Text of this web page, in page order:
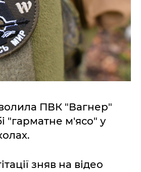
ПВК "Вагнер"
"гарматне м'ясо" у
зняв на відео